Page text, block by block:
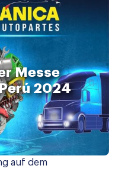
Messe
2024
auf dem